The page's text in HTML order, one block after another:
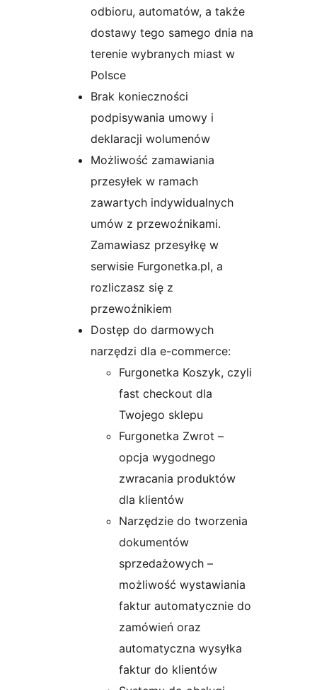
odbioru, automatów, a także
dostawy tego samego dnia na
terenie wybranych miast w
Polsce
Brak konieczności
podpisywania umowy i
deklaracji wolumenów
Możliwość zamawiania
przesyłek w ramach
zawartych indywidualnych
umów z przewoźnikami.
Zamawiasz przesyłkę w
serwisie Furgonetka.pl, a
rozliczasz się z
przewoźnikiem
Dostęp do darmowych
narzędzi dla e-commerce:
Furgonetka Koszyk, czyli
fast checkout dla
Twojego sklepu
Furgonetka Zwrot –
opcja wygodnego
zwracania produktów
dla klientów
Narzędzie do tworzenia
dokumentów
sprzedażowych –
możliwość wystawiania
faktur automatycznie do
zamówień oraz
automatyczna wysyłka
faktur do klientów